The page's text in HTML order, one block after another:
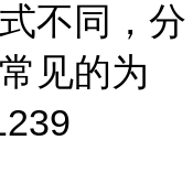
不同，分
见的为